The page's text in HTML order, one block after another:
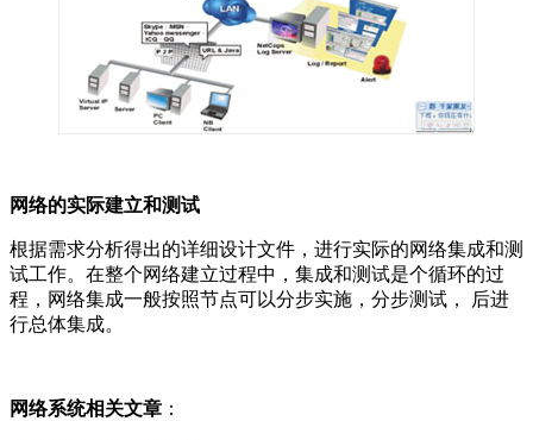
网络的实际建立和测试
根据需求分析得出的详细设计文件，进行实际的网络集成和测
试工作。在整个网络建立过程中，集成和测试是个循环的过
程，网络集成一般按照节点可以分步实施，分步测试， 后进
行总体集成。
网络系统相关文章 ：